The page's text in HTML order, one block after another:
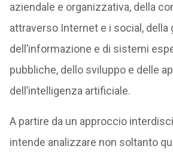
aziendale e organizzativa, della
attraverso Internet e i social, della
dell’informazione e di sistemi
pubbliche, dello sviluppo e delle
dell’intelligenza artificiale.
A partire da un approccio
intende analizzare non soltanto